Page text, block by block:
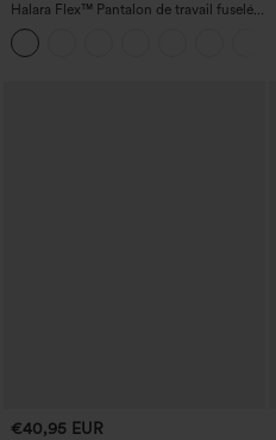
Halara Flex™ Pantalon de travail fuselé,
uni, taille haute, avec poches
€40,95 EUR